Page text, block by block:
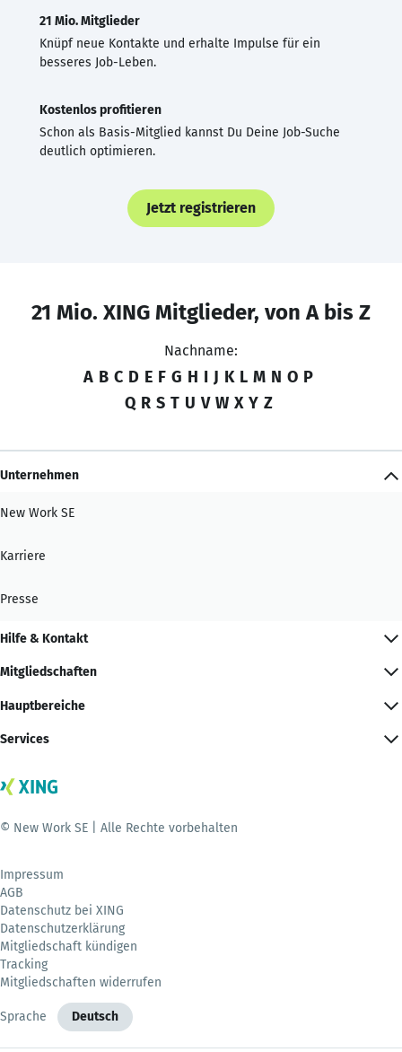
21 Mio. Mitglieder
Knüpf neue Kontakte und erhalte Impulse für ein
besseres Job-Leben.
Kostenlos profitieren
Schon als Basis-Mitglied kannst Du Deine Job-Suche
deutlich optimieren.
Jetzt registrieren
21 Mio. XING Mitglieder, von A bis Z
Nachname:
A B C D E F G H I J K L M N O P
Q R S T U V W X Y Z
Unternehmen
New Work SE
Karriere
Presse
Hilfe & Kontakt
Mitgliedschaften
Hauptbereiche
Services
© New Work SE | Alle Rechte vorbehalten
Impressum
AGB
Datenschutz bei XING
Datenschutzerklärung
Mitgliedschaft kündigen
Tracking
Mitgliedschaften widerrufen
Sprache Deutsch